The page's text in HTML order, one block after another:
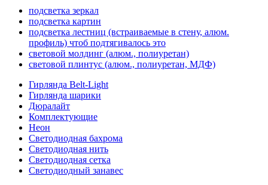
подсветка зеркал
подсветка картин
подсветка лестниц (встраиваемые в стену, алюм.
профиль) чтоб подтягивалось это
световой молдинг (алюм., полиуретан)
световой плинтус (алюм., полиуретан, МДФ)
Гирлянда Belt-Light
Гирлянда шарики
Дюралайт
Комплектующие
Неон
Светодиодная бахрома
Светодиодная нить
Светодиодная сетка
Светодиодный занавес